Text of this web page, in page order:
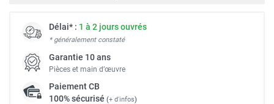
Délai* : 1 à 2 jours ouvrés
* généralement constaté
Garantie 10 ans
Pièces et main d’œuvre
PaiementCB
100% sécurisé (+ d'infos)